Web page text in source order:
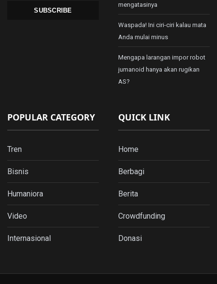
SUBSCRIBE
mengatasinya
Waspada! Ini ciri-ciri kalau mata
Anda mulai minus
Mengapa larangan impor robot
jumanoid hanya akan rugikan
AS?
POPULAR CATEGORY
Tren
Bisnis
Humaniora
Video
Internasional
QUICK LINK
Home
Berbagi
Berita
Crowdfunding
Donasi